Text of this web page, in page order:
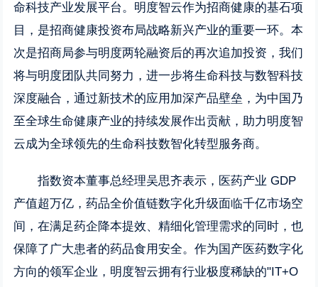
命科技产业发展平台。明度智云作为招商健康的基石项
目，是招商健康投资布局战略新兴产业的重要一环。本
次是招商局参与明度两轮融资后的再次追加投资，我们
将与明度团队共同努力，进一步将生命科技与数智科技
深度融合，通过新技术的应用加深产品壁垒，为中国乃
至全球生命健康产业的持续发展作出贡献，助力明度智
云成为全球领先的生命科技数智化转型服务商。
指数资本董事总经理吴思齐表示，医药产业 GDP
产值超万亿，药品全价值链数字化升级面临千亿市场空
间，在满足药企降本提效、精细化管理需求的同时，也
保障了广大患者的药品食用安全。作为国产医药数字化
方向的领军企业，明度智云拥有行业极度稀缺的"IT+O